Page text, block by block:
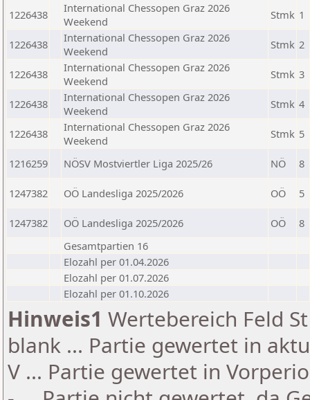
1226438
International Chessopen Graz 2026
Weekend
Stmk 1
1226438
International Chessopen Graz 2026
Weekend
Stmk 2
1226438
International Chessopen Graz 2026
Weekend
Stmk 3
1226438
International Chessopen Graz 2026
Weekend
Stmk 4
1226438
International Chessopen Graz 2026
Weekend
Stmk 5
1216259 NÖSV Mostviertler Liga 2025/26 NÖ 8
1247382 OÖ Landesliga 2025/2026 OÖ 5
1247382 OÖ Landesliga 2025/2026 OÖ
8
Gesamtpartien 16
Elozahl per 01.04.2026
Elozahl per 01.07.2026
Elozahl per 01.10.2026
Hinweis1 Wertebereich Feld
blank ... Partie gewertet in
V ... Partie gewertet in